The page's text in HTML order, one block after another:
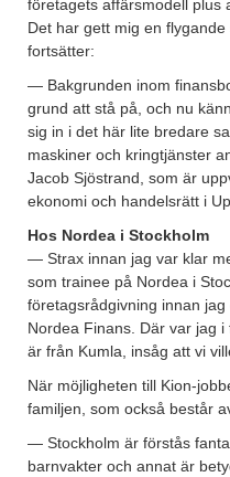
företagets affärsmodell plus
Det har gett mig en
fortsätter:
— Bakgrunden inom
grund att stå på, och nu
sig in i det här lite bredare
maskiner och kringtjänster
Jacob Sjöstrand, som är
ekonomi och handelsrätt i
Hos Nordea i Stockholm
— Strax innan jag var klar
som trainee på Nordea i
företagsrådgivning innan
Nordea Finans. Där var jag
är från Kumla, insåg att vi
När möjligheten till Kion-
familjen, som också består
— Stockholm är förstås
barnvakter och annat är